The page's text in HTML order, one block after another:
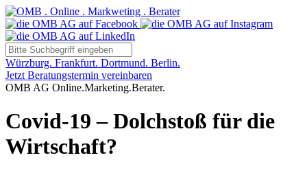
Würzburg. Frankfurt. Dortmund. Berlin.
Jetzt Beratungstermin vereinbaren
OMB AG Online.Marketing.Berater.
Covid-19 – Dolchstoß für die
Wirtschaft?